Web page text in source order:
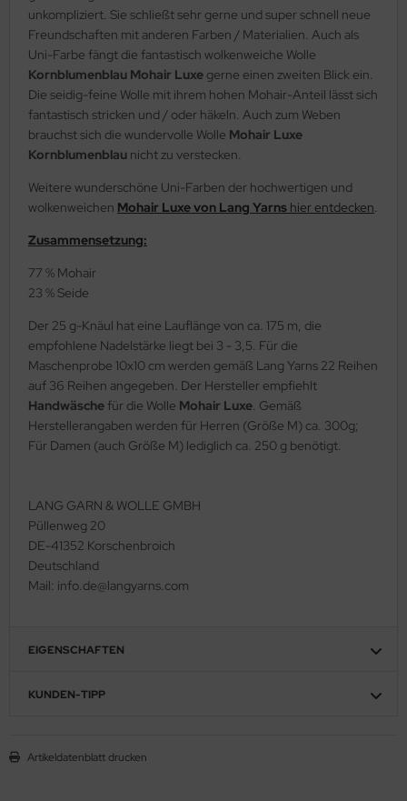
unkompliziert. Sie schließt sehr gerne und super schnell neue
Freundschaften mit anderen Farben / Materialien. Auch als
Uni-Farbe fängt die fantastisch wolkenweiche Wolle
Kornblumenblau Mohair Luxe gerne einen zweiten Blick ein.
Die seidig-feine Wolle mit ihrem hohen Mohair-Anteil lässt sich
fantastisch stricken und / oder häkeln. Auch zum Weben
brauchst sich die wundervolle Wolle Mohair Luxe
Kornblumenblau nicht zu verstecken.
Weitere wunderschöne Uni-Farben der hochwertigen und
wolkenweichen Mohair Luxe von Lang Yarns hier entdecken.
Zusammensetzung:
77 % Mohair
23 % Seide
Der 25 g-Knäul hat eine Lauflänge von ca. 175 m, die
empfohlene Nadelstärke liegt bei 3 - 3,5. Für die
Maschenprobe 10x10 cm werden gemäß Lang Yarns 22 Reihen
auf 36 Reihen angegeben. Der Hersteller empfiehlt
Handwäschefür die Wolle Mohair Luxe. Gemäß
Herstellerangaben werden für Herren (Größe M) ca. 300g;
Für Damen (auch Größe M) lediglich ca. 250 g benötigt.
LANG GARN & WOLLE GMBH
Püllenweg 20
DE-41352 Korschenbroich
Deutschland
Mail: info.de@langyarns.com
EIGENSCHAFTEN
KUNDEN-TIPP
Artikeldatenblatt drucken